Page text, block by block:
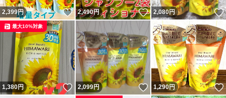
2,399円 いいね！
2,490円 いいね！
2,080円
1,380円 いいね！
最大10%対象
2,099円 いいね！
1,290円